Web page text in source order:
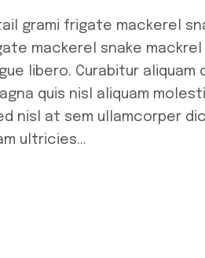
grami frigate mackerel
mackerel snake
libero. Curabitur
quis nisl aliquam
nisl at sem ullamcorper
ultricies...